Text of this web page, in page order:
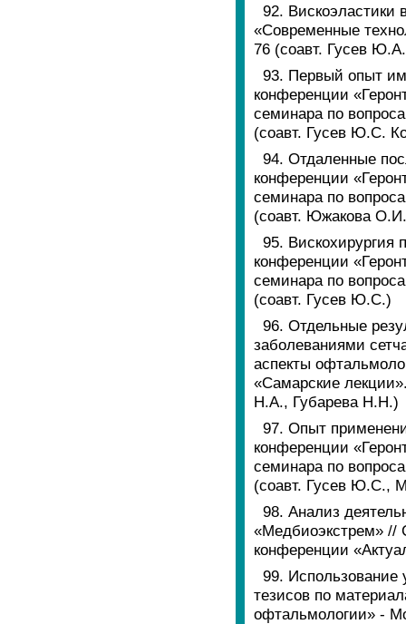
92. Вискоэластики
«Современные
76 (соавт. Гусев
93. Первый опыт
конференции
семинара по
(соавт. Гусев Ю.С.
94. Отдаленные
конференции
семинара по
(соавт. Южакова
95. Вискохирургия
конференции
семинара по
(соавт. Гусев Ю.С.)
96. Отдельные
заболеваниями
аспекты
«Самарские
Н.А., Губарева Н.Н.)
97. Опыт
конференции
семинара по
(соавт. Гусев Ю.С.,
98. Анализ
«Медбиоэкстрем» //
конференции
99. Использование
тезисов по
офтальмологии» -